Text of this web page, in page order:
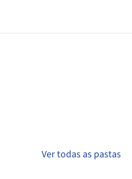
Ver todas as pastas